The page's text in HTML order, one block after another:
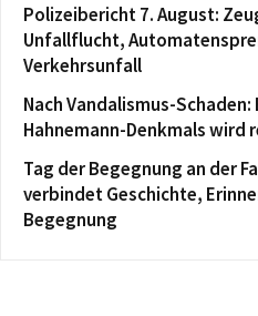
Polizeibericht 7. August:
Unfallflucht,
Verkehrsunfall
Nach Vandalismus-
Hahnemann-Denkmals wird
Tag der Begegnung an der
verbindet Geschichte,
Begegnung